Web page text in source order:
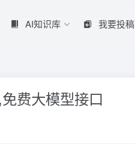
AI知识库 我要投稿
费大模型接口